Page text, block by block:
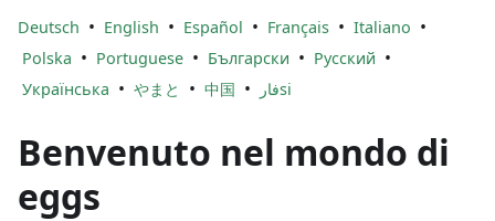
Deutsch • English • Español • Français • Italiano •
Polska • Portuguese • Български • Русский •
Українська • やまと • 中国 • فارsi
Benvenuto nel mondo di
eggs